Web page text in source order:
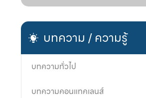
บทความ / ความรู้
บทความทั่วไป
บทความคอนแทคเลนส์